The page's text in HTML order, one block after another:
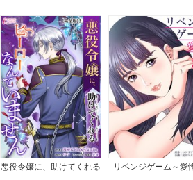
悪役令嬢に、助けてくれる
リベンジゲーム～愛